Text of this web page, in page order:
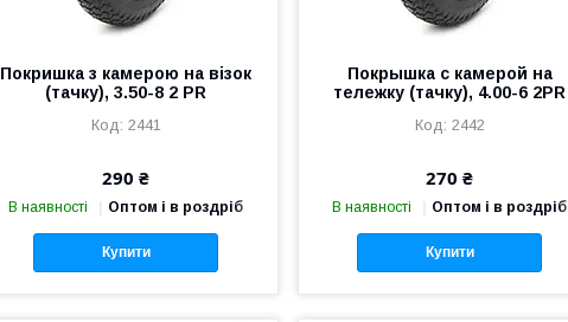
Покришка з камерою на візок
(тачку), 3.50-8 2 PR
2441
290 ₴
В наявності Оптом і в роздріб
Купити
Покрышка с камерой на
тележку (тачку), 4.00-6 2PR
2442
270 ₴
В наявності Оптом і в роздріб
Купити